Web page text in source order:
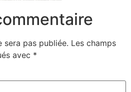
sera pas publiée. Les champs
avec *